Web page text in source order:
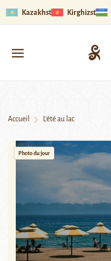
Kazakhstan Kirghizstan
Accueil L’été au lac
Photo du jour